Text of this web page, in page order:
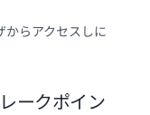
らアクセスしに
ークポイン